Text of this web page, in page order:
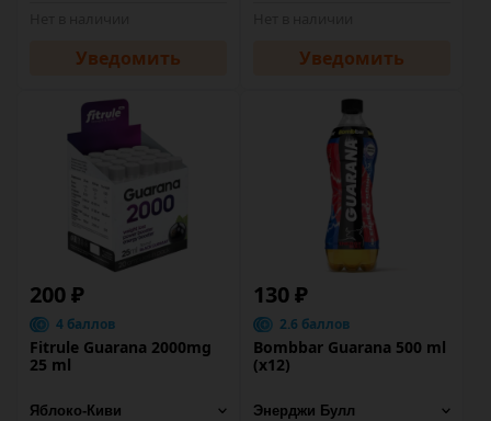
Уведомить Уведомить
200 ₽
4 баллов
Fitrule Guarana 2000mg
25 ml
130 ₽
2.6 баллов
Bombbar Guarana 500 ml
(x12)